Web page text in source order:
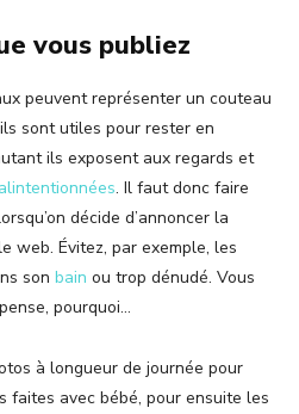
vous publiez
peuvent représenter un couteau
sont utiles pour rester en
ils exposent aux regards et
. Il faut donc faire
décide d’annoncer la
web. Évitez, par exemple, les
son bain ou trop dénudé. Vous
pourquoi…
à longueur de journée pour
faites avec bébé, pour ensuite les